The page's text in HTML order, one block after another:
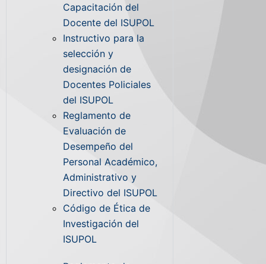
Capacitación del
Docente del ISUPOL
Instructivo para la
selección y
designación de
Docentes Policiales
del ISUPOL
Reglamento de
Evaluación de
Desempeño del
Personal Académico,
Administrativo y
Directivo del ISUPOL
Código de Ética de
Investigación del
ISUPOL